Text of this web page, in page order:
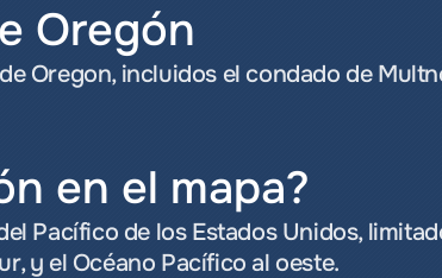
Oregón
Oregon, incluidos el condado de
en el mapa?
Pacífico de los Estados Unidos,
y el Océano Pacífico al oeste.